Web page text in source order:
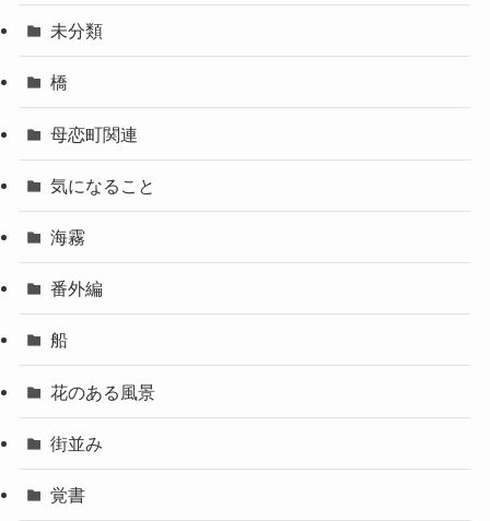
未分類
橋
母恋町関連
気になること
海霧
番外編
船
花のある風景
街並み
覚書